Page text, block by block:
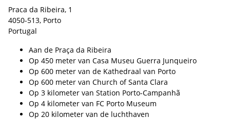
Praca da Ribeira, 1
4050-513, Porto
Portugal
Aan de Praça da Ribeira
Op 450 meter van Casa Museu Guerra Junqueiro
Op 600 meter van de Kathedraal van Porto
Op 600 meter van Church of Santa Clara
Op 3 kilometer van Station Porto-Campanhã
Op 4 kilometer van FC Porto Museum
Op 20 kilometer van de luchthaven